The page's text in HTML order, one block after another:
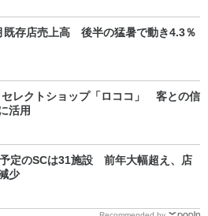
既存店売上高 後半の猛暑で動き4.3％
セレクトショップ「ロココ」 客との信
活用
定のSCは31施設 前年大幅超え、店
少